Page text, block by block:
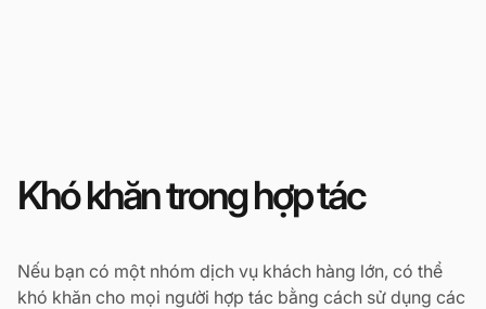
Khó khăn trong hợp tác
Nếu bạn có một nhóm dịch vụ khách hàng lớn, có thể
khó khăn cho mọi người hợp tác bằng cách sử dụng các